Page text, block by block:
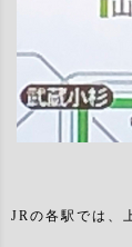
JRの各駅では、